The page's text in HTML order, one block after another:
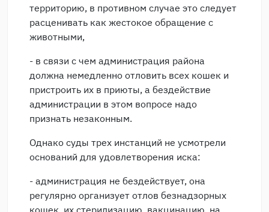
территорию, в противном случае это следует
расценивать как жестокое обращение с
животными,
- в связи с чем администрация района
должна немедленно отловить всех кошек и
пристроить их в приюты, а бездействие
администрации в этом вопросе надо
признать незаконным.
Однако суды трех инстанций не усмотрели
оснований для удовлетворения иска:
- администрация не бездействует, она
регулярно организует отлов безнадзорных
кошек, их стерилизацию, вакцинацию, на